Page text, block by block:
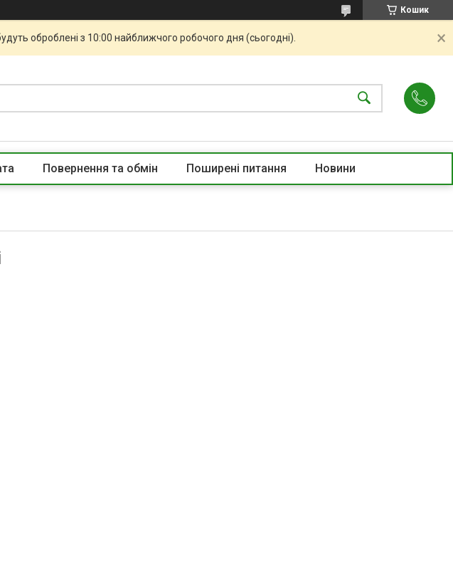
Кошик
оброблені з 10:00 найближчого робочого дня (сьогодні).
Повернення та обмін Поширені питання Новини